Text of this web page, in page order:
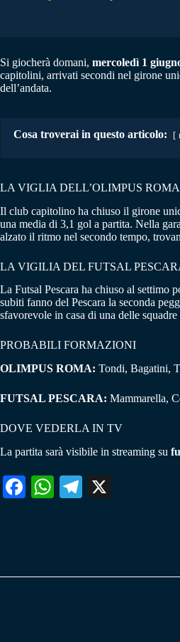
Si giocherà domani, mercoledì 1
capitolini, arrivati secondi nel girone
dell’andata.
Cosa troverai in questo articolo:
LA VIGLIA DELL’OLIMPUS ROMA
Il club capitolino ha chiuso il girone
una media di 3,1 gol a partita. Nella
alzato il ritmo nel secondo tempo,
LA VIGILIA DEL FUTSAL
La Futsal Pescara ha chiuso al settimo
subiti fanno del Pescara la seconda
sfavorevole in casa di una delle
PROBABILI FORMAZIONI
OLIMPUS ROMA: Tondi, Bagatini,
FUTSAL PESCARA: Mammarella,
DOVE VEDERLA IN TV
La partita sarà visibile in streaming su
Fa W
pp
Te
m